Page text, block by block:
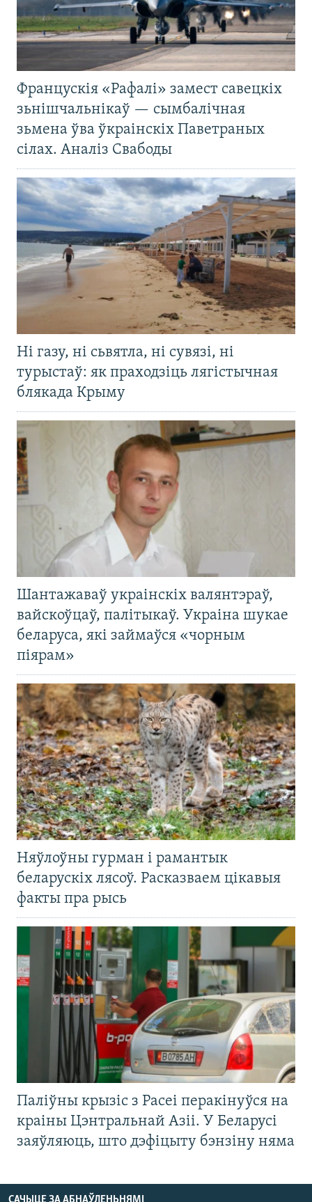
Францускія «Рафалі» замест савецкіх
зьнішчальнікаў — сымбалічная
зьмена ўва ўкраінскіх Паветраных
сілах. Аналіз Свабоды
Ні газу, ні сьвятла, ні сувязі, ні
турыстаў: як праходзіць лягістычная
блякада Крыму
Шантажаваў украінскіх валянтэраў,
вайскоўцаў, палітыкаў. Украіна шукае
беларуса, які займаўся «чорным
піярам»
Няўлоўны гурман і рамантык
беларускіх лясоў. Расказваем цікавыя
факты пра рысь
Паліўны крызіс з Расеі перакінуўся на
краіны Цэнтральнай Азіі. У Беларусі
заяўляюць, што дэфіцыту бэнзіну няма